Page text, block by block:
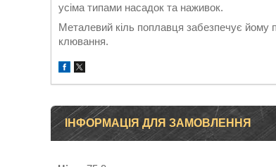
усіма типами насадок та наживок.
Металевий кіль поплавця забезпечує йому
клювання.
ІНФОРМАЦІЯ ДЛЯ ЗАМОВЛЕННЯ